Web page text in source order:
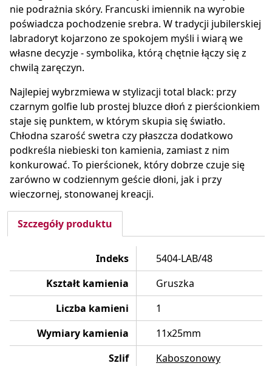
nie podrażnia skóry. Francuski imiennik na wyrobie
poświadcza pochodzenie srebra. W tradycji jubilerskiej
labradoryt kojarzono ze spokojem myśli i wiarą we
własne decyzje - symbolika, którą chętnie łączy się z
chwilą zaręczyn.
Najlepiej wybrzmiewa w stylizacji total black: przy
czarnym golfie lub prostej bluzce dłoń z pierścionkiem
staje się punktem, w którym skupia się światło.
Chłodna szarość swetra czy płaszcza dodatkowo
podkreśla niebieski ton kamienia, zamiast z nim
konkurować. To pierścionek, który dobrze czuje się
zarówno w codziennym geście dłoni, jak i przy
wieczornej, stonowanej kreacji.
Szczegóły produktu
Indeks
5404-LAB/48
Kształt kamienia
Gruszka
Liczba kamieni
1
Wymiary kamienia
11x25mm
Szlif
Kaboszonowy